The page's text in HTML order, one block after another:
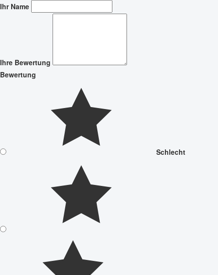
Ihr Name
Ihre Bewertung
Bewertung
Schlecht